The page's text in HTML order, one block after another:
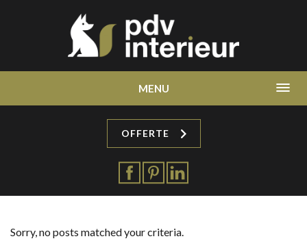
MENU
OFFERTE
Sorry, no posts matched your criteria.